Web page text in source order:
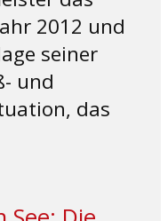
2012 und
seiner
und
das